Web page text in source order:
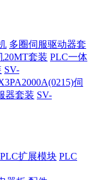
多圈伺服驱动器套
20MT套装 PLC一体
SV-
伺
器套装 SV-
PLC扩展模块 PLC